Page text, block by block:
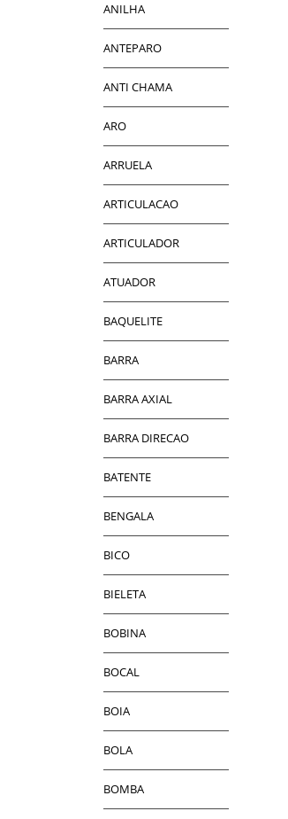
ANILHA
ANTEPARO
ANTI CHAMA
ARO
ARRUELA
ARTICULACAO
ARTICULADOR
ATUADOR
BAQUELITE
BARRA
BARRA AXIAL
BARRA DIRECAO
BATENTE
BENGALA
BICO
BIELETA
BOBINA
BOCAL
BOIA
BOLA
BOMBA